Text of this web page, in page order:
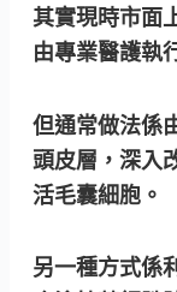
其實現時市面
由專業醫護執
但通常做法係
頭皮層，深入
活毛囊細胞。
另一種方式係